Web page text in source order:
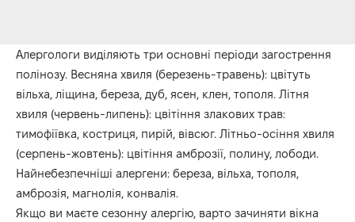
Алергологи виділяють три основні періоди загострення
полінозу. Весняна хвиля (березень-травень): цвітуть
вільха, ліщина, береза, дуб, ясен, клен, тополя. Літня
хвиля (червень-липень): цвітіння злакових трав:
тимофіївка, костриця, пирій, вівсюг. Літньо-осіння хвиля
(серпень-жовтень): цвітіння амброзії, полину, лободи.
Найнебезпечніші алергени: береза, вільха, тополя,
амброзія, магнолія, конвалія.
Якщо ви маєте сезонну алергію, варто зачиняти вікна